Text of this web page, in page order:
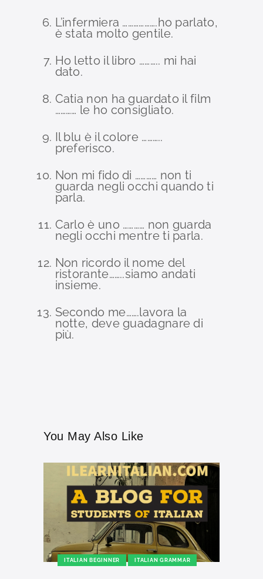
L’infermiera ……………….ho parlato,
è stata molto gentile.
Ho letto il libro ……….. mi hai
dato.
Catia non ha guardato il film
………… le ho consigliato.
Il blu è il colore ………..
preferisco.
Non mi fido di ………… non ti
guarda negli occhi quando ti
parla.
Carlo è uno ………… non guarda
negli occhi mentre ti parla.
Non ricordo il nome del
ristorante……..siamo andati
insieme.
Secondo me…….lavora la
notte, deve guadagnare di
più.
You May Also Like
ITALIAN BEGINNER ITALIAN GRAMMAR